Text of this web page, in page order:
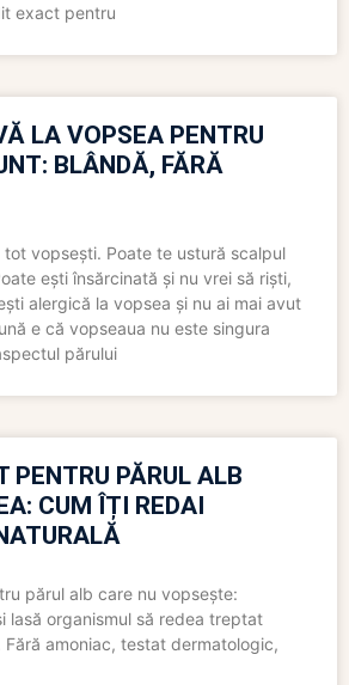
exact pentru
LA VOPSEA PENTRU
BLÂNDĂ, FĂRĂ
tot vopsești. Poate te ustură scalpul
ești însărcinată și nu vrei să riști,
alergică la vopsea și nu ai mai avut
e că vopseaua nu este singura
părului
PENTRU PĂRUL ALB
CUM ÎȚI REDAI
părul alb care nu vopsește:
lasă organismul să redea treptat
Fără amoniac, testat dermatologic,